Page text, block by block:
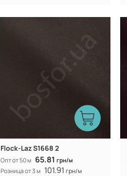
312 гр/м
154 (153) см
Flock-Laz S1668 2
Опт от 50 м 65.81 грн/м
Розница от 3 м 101.91 грн/м